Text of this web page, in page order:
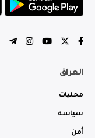
العراق
محليات
سياسة
أمن